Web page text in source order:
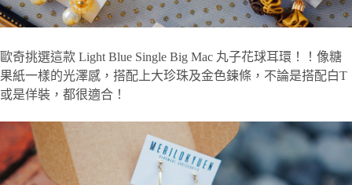
歐奇挑選這款 Light Blue Single Big Mac 丸子花球耳環！！像糖
果紙一樣的光澤感，搭配上大珍珠及金色鍊條，不論是搭配白T
或是佯裝，都很適合！